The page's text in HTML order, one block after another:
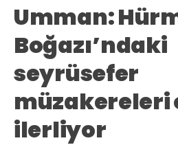
Umman:
Boğazı’ndaki
seyrüsefer
müzakereleri
ilerliyor